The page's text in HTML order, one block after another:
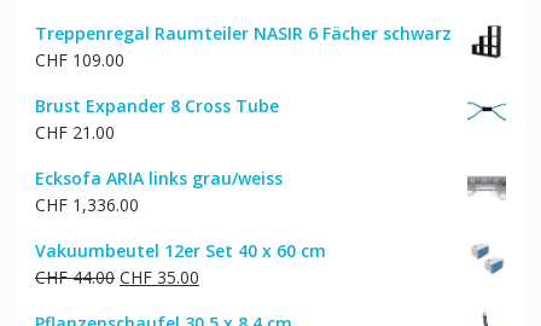
Treppenregal Raumteiler NASIR 6 Fächer schwarz
CHF109.00
Brust Expander 8 Cross Tube
CHF21.00
Ecksofa ARIA links grau/weiss
CHF1,336.00
Vakuumbeutel 12er Set 40 x 60 cm
CHF44.00 Ursprünglicher
CHF35.00Aktueller